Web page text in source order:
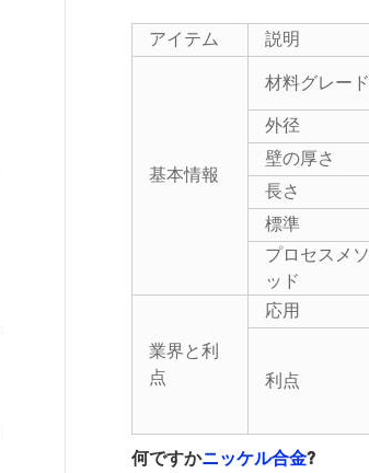
アイテム 説明
基本情報
材料グレード
外径
壁の厚さ
長さ
標準
プロセスメソ
ッド
業界と利
点
応用
利点
何ですかニッケル合金?